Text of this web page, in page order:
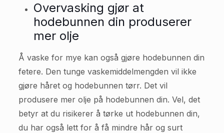
Overvasking gjør at
hodebunnen din produserer
mer olje
Å vaske for mye kan også gjøre hodebunnen din
fetere. Den tunge vaskemiddelmengden vil ikke
gjøre håret og hodebunnen tørr. Det vil
produsere mer olje på hodebunnen din. Vel, det
betyr at du risikerer å tørke ut hodebunnen din,
du har også lett for å få mindre hår og surt